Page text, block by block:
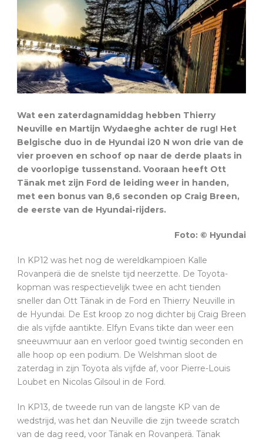
Wat een zaterdagnamiddag hebben Thierry
Neuville en Martijn Wydaeghe achter de rug! Het
Belgische duo in de Hyundai i20 N won drie van de
vier proeven en schoof op naar de derde plaats in
de voorlopige tussenstand. Vooraan heeft Ott
Tänak met zijn Ford de leiding weer in handen,
met een bonus van 8,6 seconden op Craig Breen,
de eerste van de Hyundai-rijders.
Foto: © Hyundai
In KP12 was het nog de wereldkampioen Kalle
Rovanperä die de snelste tijd neerzette. De Toyota-
kopman was respectievelijk twee en acht tienden
sneller dan Ott Tänak in de Ford en Thierry Neuville in
de Hyundai. De Est kroop zo nog dichter bij Craig Breen
die als vijfde aantikte. Elfyn Evans tikte dan weer een
sneeuwmuur aan en verloor goed twintig seconden en
alle hoop op een podium. De Welshman sloot de
zaterdag in zijn Toyota als vijfde af, voor Pierre-Louis
Loubet en Nicolas Gilsoul in de Ford.
In KP13, de tweede run van de langste KP van de
wedstrijd, was het dan Neuville die zijn tweede scratch
van de dag reed, voor Tänak en Rovanperä. Tänak